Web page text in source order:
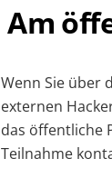
Am
Wenn Sie über
externen
das öffentliche
Teilnahme